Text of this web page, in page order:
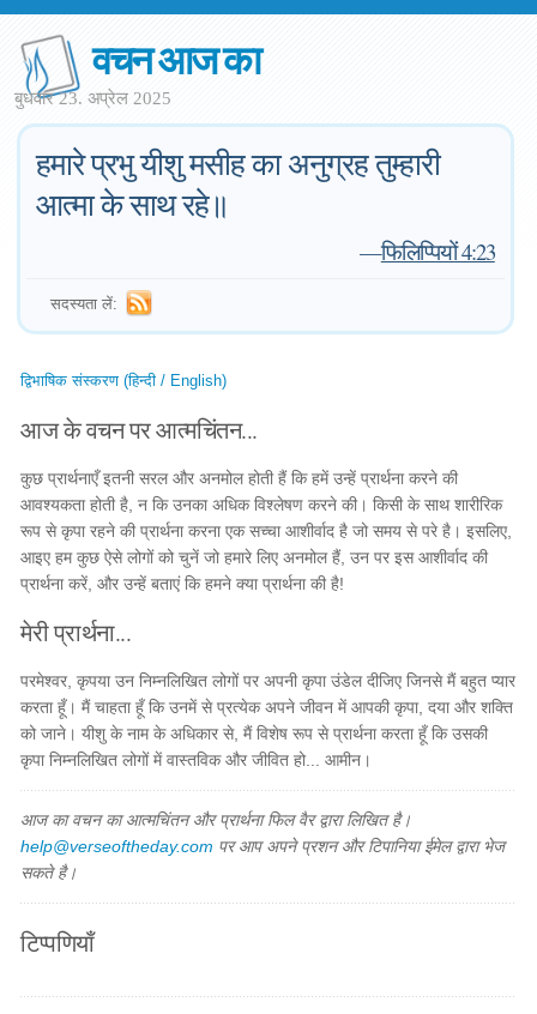
वचन आज का
बुधवार 23. अप्रेल 2025
हमारे प्रभु यीशु मसीह का अनुग्रह तुम्हारी
आत्मा के साथ रहे॥
—फिलिप्पियों 4:23
सदस्यता लें:
द्विभाषिक संस्करण (हिन्दी / English)
आज के वचन पर आत्मचिंतन...
कुछ प्रार्थनाएँ इतनी सरल और अनमोल होती हैं कि हमें उन्हें प्रार्थना करने की
आवश्यकता होती है, न कि उनका अधिक विश्लेषण करने की। किसी के साथ शारीरिक
रूप से कृपा रहने की प्रार्थना करना एक सच्चा आशीर्वाद है जो समय से परे है। इसलिए,
आइए हम कुछ ऐसे लोगों को चुनें जो हमारे लिए अनमोल हैं, उन पर इस आशीर्वाद की
प्रार्थना करें, और उन्हें बताएं कि हमने क्या प्रार्थना की है!
मेरी प्रार्थना...
परमेश्वर, कृपया उन निम्नलिखित लोगों पर अपनी कृपा उंडेल दीजिए जिनसे मैं बहुत प्यार
करता हूँ। मैं चाहता हूँ कि उनमें से प्रत्येक अपने जीवन में आपकी कृपा, दया और शक्ति
को जाने। यीशु के नाम के अधिकार से, मैं विशेष रूप से प्रार्थना करता हूँ कि उसकी
कृपा निम्नलिखित लोगों में वास्तविक और जीवित हो... आमीन।
आज का वचन का आत्मचिंतन और प्रार्थना फिल वैर द्वारा लिखित है।
help@verseoftheday.com पर आप अपने प्रशन और टिपानिया ईमेल द्वारा भेज
सकते है।
टिप्पणियाँ